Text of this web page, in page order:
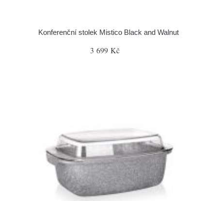
Konferenční stolek Mistico Black and Walnut
3 699 Kč